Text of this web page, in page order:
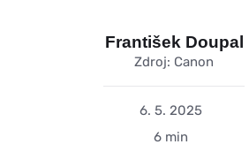
František Doupal
Zdroj: Canon
6. 5. 2025
6 min